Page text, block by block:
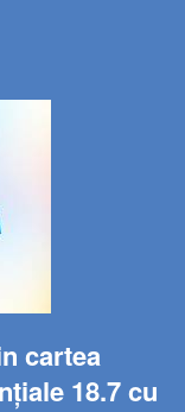
cartea
18.7 cu